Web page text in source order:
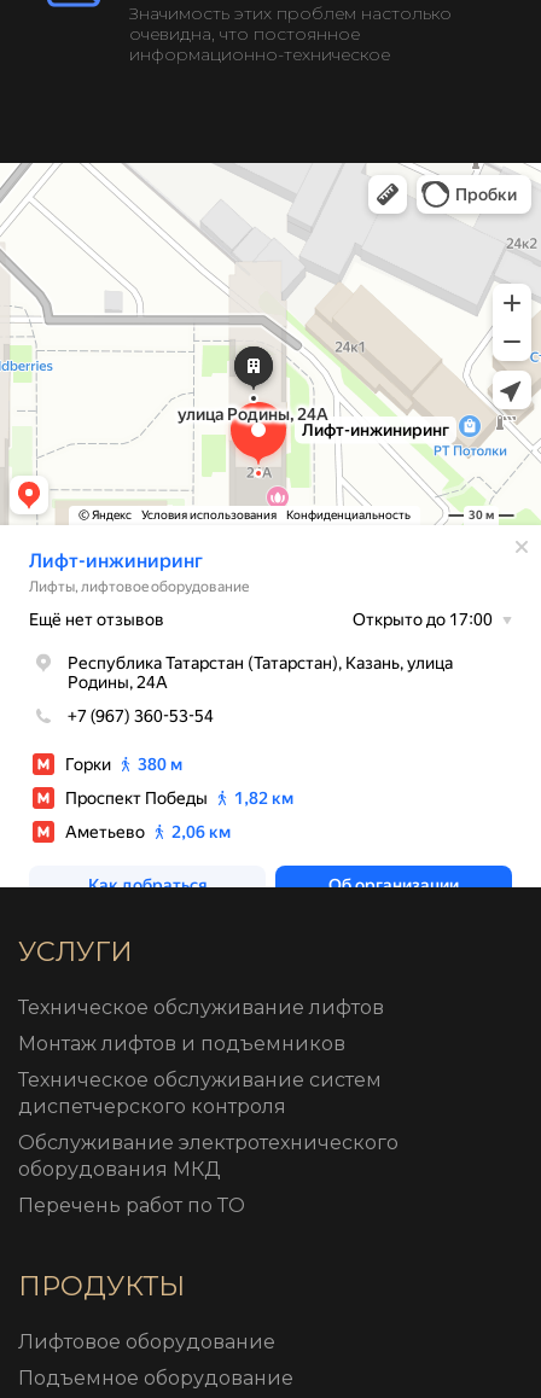
Значимость этих проблем настолько
очевидна, что постоянное
информационно-техническое
УСЛУГИ
Техническое обслуживание лифтов
Монтаж лифтов и подъемников
Техническое обслуживание систем
диспетчерского контроля
Обслуживание электротехнического
оборудования МКД
Перечень работ по ТО
ПРОДУКТЫ
Лифтовое оборудование
Подъемное оборудование